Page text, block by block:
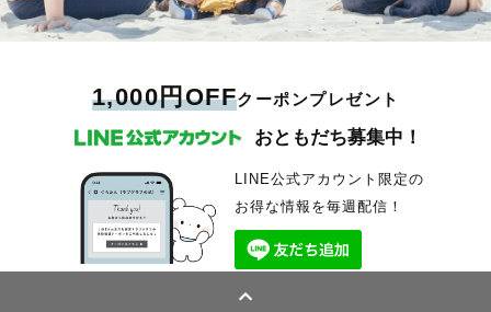
1,000円OFFクーポンプレゼント
おともだち募集中！
LINE公式アカウント限定の
お得な情報を毎週配信！